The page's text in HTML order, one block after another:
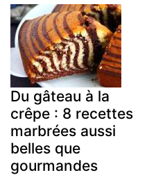
Du gâteau à la
crêpe : 8 recettes
marbrées aussi
belles que
gourmandes